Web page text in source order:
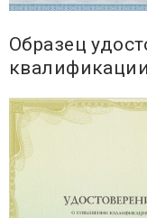
Образец
квалификации